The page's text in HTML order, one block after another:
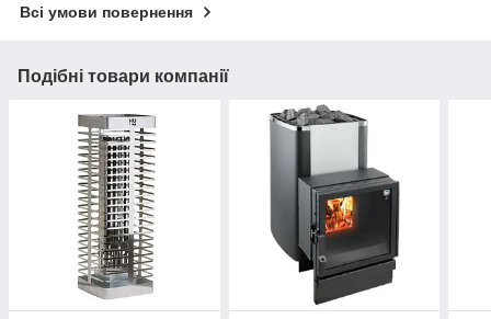
Всі умови повернення
Подібні товари компанії